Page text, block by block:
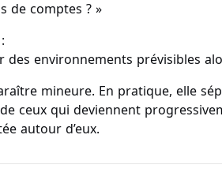
de comptes ? »
des environnements prévisibles
mineure. En pratique, elle
ceux qui deviennent
autour d’eux.